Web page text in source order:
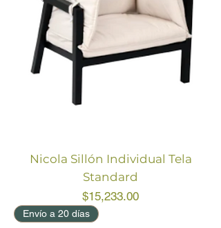
Nicola Sillón Individual Tela
Standard
Price
$15,233.00
Envío a 20 días